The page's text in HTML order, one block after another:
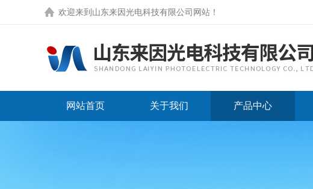
欢迎来到 山东来因光电科技有限公司网站 ！
网站首页 关于我们 产品中心